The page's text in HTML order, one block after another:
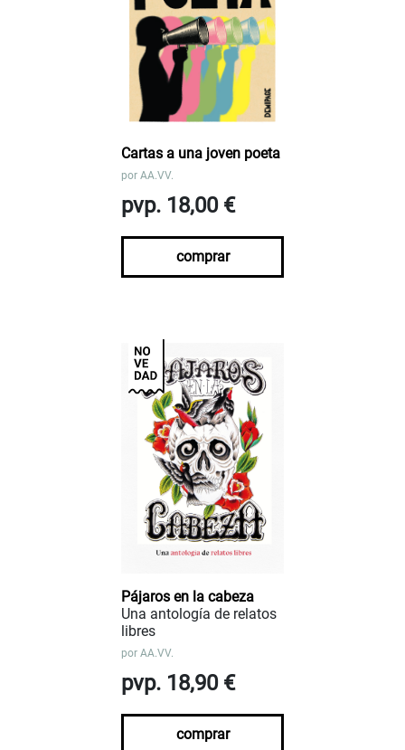
Cartas a una joven poeta
por AA.VV.
pvp. 18,00 €
comprar
Pájaros en la cabeza
Una antología de relatos
libres
por AA.VV.
pvp. 18,90 €
comprar